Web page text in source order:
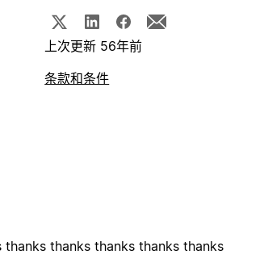
上次更新 56年前
条款和条件
thanks thanks thanks thanks